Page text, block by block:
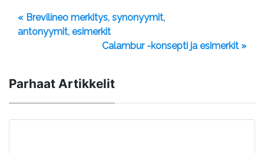
« Brevilíneo merkitys, synonyymit,
antonyymit, esimerkit
Calambur -konsepti ja esimerkit »
Parhaat Artikkelit